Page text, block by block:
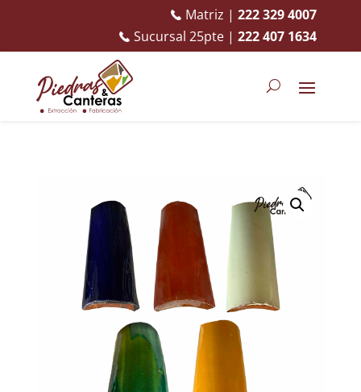
Matriz | 222 329 4007
Sucursal 25pte | 222 407 1634